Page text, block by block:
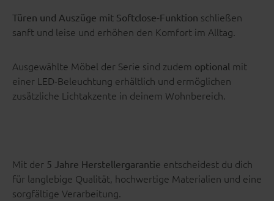
Türen und Auszüge mit Softclose-Funktion schließen
sanft und leise und erhöhen den Komfort im Alltag.
Ausgewählte Möbel der Serie sind zudem optional mit
einer LED-Beleuchtung erhältlich und ermöglichen
zusätzliche Lichtakzente in deinem Wohnbereich.
Mit der 5 Jahre Herstellergarantie entscheidest du dich
für langlebige Qualität, hochwertige Materialien und eine
sorgfältige Verarbeitung.